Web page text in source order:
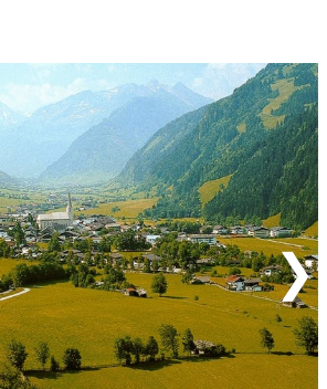
med historiske seværdigheder, eller
omkring Rauris, som er
og friluftsentusiaster på alle
I forbi den dybe, kølige urskov
magiske slugt Kitzlochklamm (7 km)
med dens naturlige kilder og
vandfald. Jeres ferie bliver
lidt ekstra luksus i form af store
og ikke mindst en dejlig
indendørs swimmingpool med
boblebad og flydende sluse ud
opvarmet bassin. Og når I
fra dagens oplevelser, er der
i hotellets hyggelige